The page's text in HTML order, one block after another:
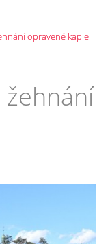
opravené kaple